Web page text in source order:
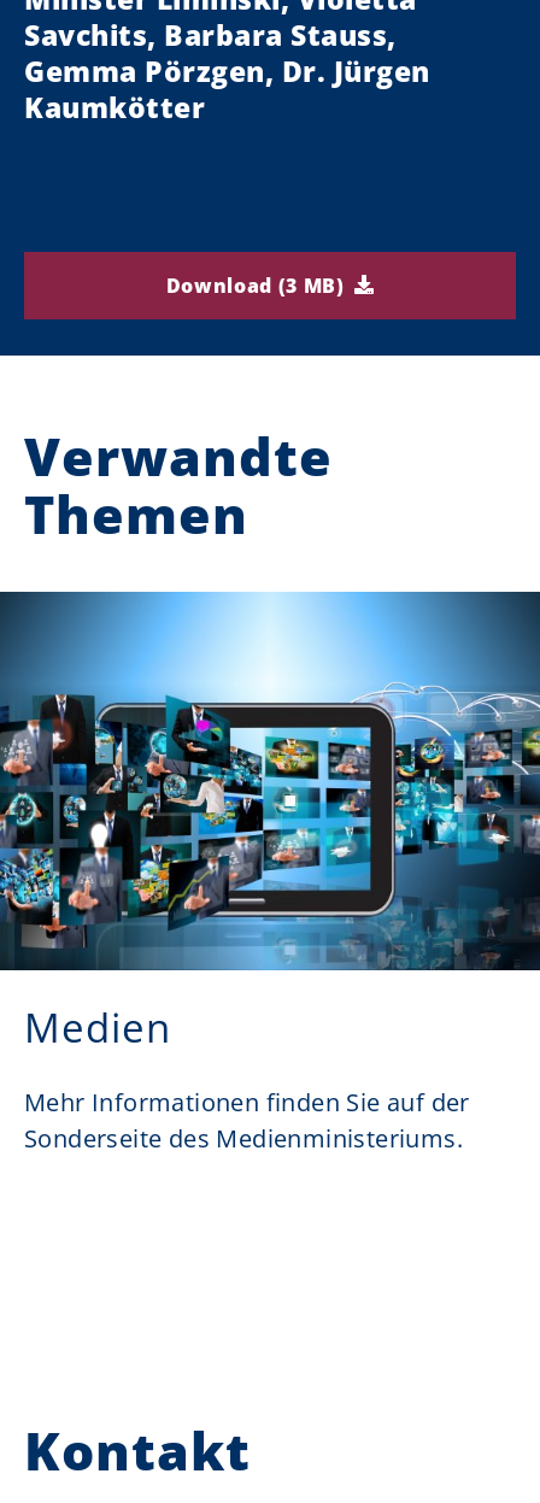
Savchits, Barbara Stauss,
Gemma Pörzgen, Dr. Jürgen
Kaumkötter
Download (3 MB)
Verwandte
Themen
Medien
Mehr Informationen finden Sie auf der
Sonderseite des Medienministeriums.
Kontakt